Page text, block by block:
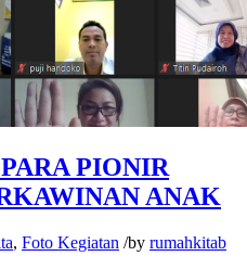
PIONIR
ANAK
, Foto Kegiatan /by rumahkitab